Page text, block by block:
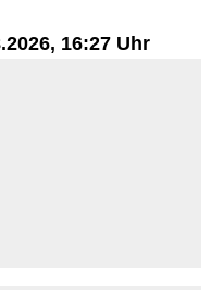
16:27 Uhr